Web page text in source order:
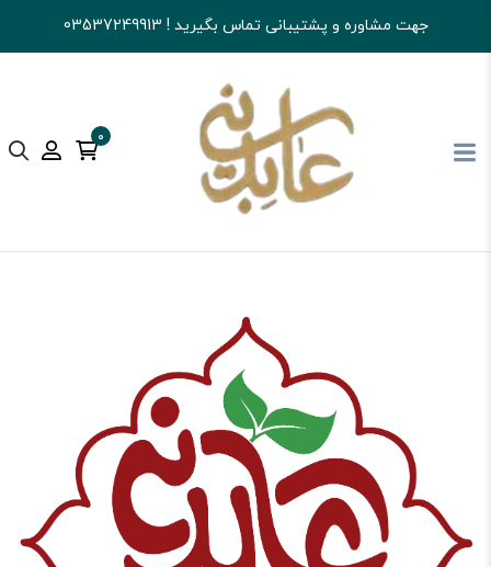
جهت مشاوره و پشتیبانی تماس بگیرید ! 03537249913
0
آجیل و خشکبار عابدینی شکلات سایر شکلات ها